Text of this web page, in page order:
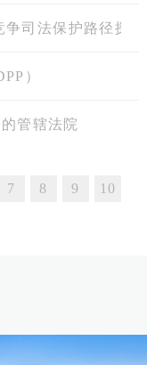
司法保护路径探索
）
管辖法院
7 8 9 10